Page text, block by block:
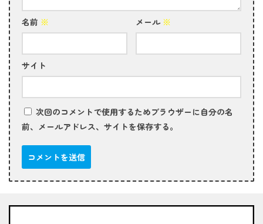
名前 ※ メール ※
サイト
次回のコメントで使用するためブラウザーに自分の名
前、メールアドレス、サイトを保存する。